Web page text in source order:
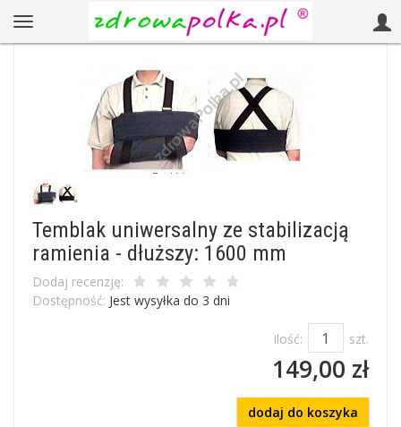
Temblak uniwersalny ze stabilizacją
ramienia - dłuższy: 1600 mm
Dodaj recenzję:
Dostępność: Jest wysyłka do 3 dni
Ilość: szt.
149,00 zł
dodaj do koszyka